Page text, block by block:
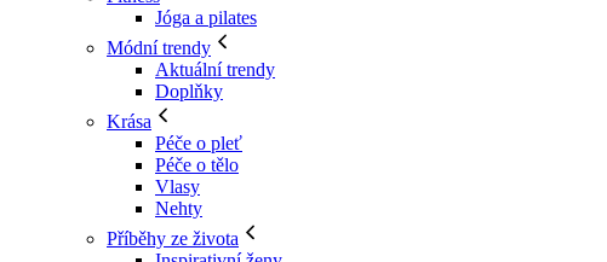
Jóga a pilates
Módní trendy
Aktuální trendy
Doplňky
Krása
Péče o pleť
Péče o tělo
Vlasy
Nehty
Příběhy ze života